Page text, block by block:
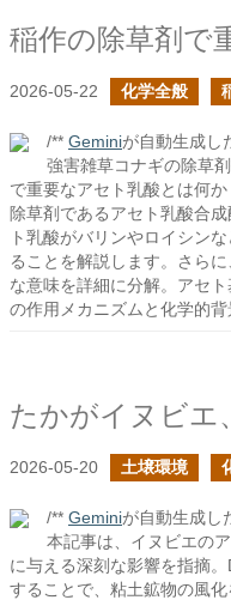
2026-05-22 化学全般
/** Geminiが自動生成し
強害雑草コナギの除草
で重要なアセト乳酸とは何
除草剤であるアセト乳酸合
ト乳酸がバリンやロイシン
ることを解説します。さら
な意味を詳細に分解。アセ
の作用メカニズムと化学的背
たかがイヌビエ
2026-05-20 土壌環境
/** Geminiが自動生成し
本記事は、イヌビエの
に与える深刻な影響を指摘
することで、粘土鉱物の風